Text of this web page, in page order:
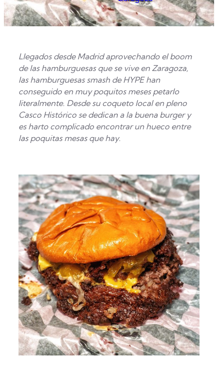
Llegados desde Madrid aprovechando el boom
de las hamburguesas que se vive en Zaragoza,
las hamburguesas smash de HYPE han
conseguido en muy poquitos meses petarlo
literalmente. Desde su coqueto local en pleno
Casco Histórico se dedican a la buena burger y
es harto complicado encontrar un hueco entre
las poquitas mesas que hay.